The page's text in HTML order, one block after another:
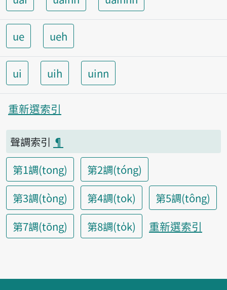
ue ueh
ui uih uinn
重新選索引
聲調索引 ¶
第1調(tong)
第2調(tóng)
第3調(tòng)
第4調(tok)
第5調(tông)
第7調(tōng)
第8調(to̍k) 重新選索引